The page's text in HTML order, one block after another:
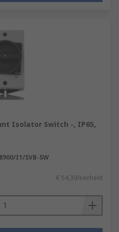
Isolator Switch -, IP65,
I1/SVB-SW
€ 54,39/eenheid